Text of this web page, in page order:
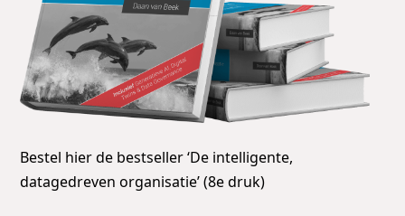
Bestel hier de bestseller ‘De intelligente,
datagedreven organisatie’ (8e druk)